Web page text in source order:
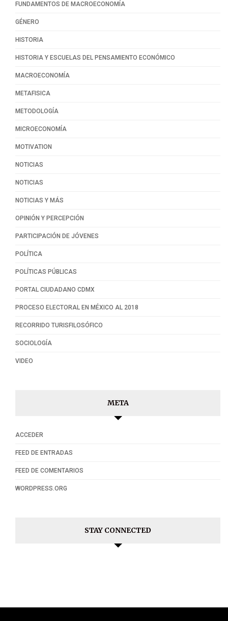
FUNDAMENTOS DE MACROECONOMÍA
GÉNERO
HISTORIA
HISTORIA Y ESCUELAS DEL PENSAMIENTO ECONÓMICO
MACROECONOMÍA
METAFISICA
METODOLOGÍA
MICROECONOMÍA
MOTIVATION
NOTICIAS
NOTICIAS
NOTICIAS Y MÁS
OPINIÓN Y PERCEPCIÓN
PARTICIPACIÓN DE JÓVENES
POLÍTICA
POLÍTICAS PÚBLICAS
PORTAL CIUDADANO CDMX
PROCESO ELECTORAL EN MÉXICO AL 2018
RECORRIDO TURISFILOSÓFICO
SOCIOLOGÍA
VIDEO
META
ACCEDER
FEED DE ENTRADAS
FEED DE COMENTARIOS
WORDPRESS.ORG
STAY CONNECTED